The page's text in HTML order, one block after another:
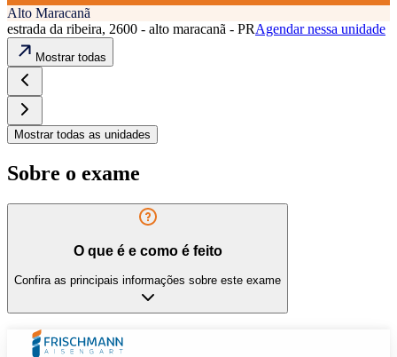
Alto Maracanã
estrada da ribeira, 2600 - alto maracanã - PRAgendar nessa unidade
Mostrar todas
Mostrar todas as unidades
Sobre o exame
O que é e como é feito
Confira as principais informações sobre este exame